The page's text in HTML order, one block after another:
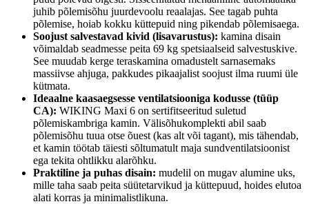
juhib põlemisõhu juurdevoolu reaalajas. See tagab puhta
põlemise, hoiab kokku küttepuid ning pikendab põlemisaega.
Soojust salvestavad kivid (lisavarustus): kamina disain
võimaldab seadmesse peita 69 kg spetsiaalseid salvestuskive.
See muudab kerge teraskamina omadustelt sarnasemaks
massiivse ahjuga, pakkudes pikaajalist soojust ilma ruumi üle
kütmata.
Ideaalne kaasaegsesse ventilatsiooniga kodusse (tüüp
CA): WIKING Maxi 6 on sertifitseeritud suletud
põlemiskambriga kamin. Välisõhukomplekti abil saab
põlemisõhu tuua otse õuest (kas alt või tagant), mis tähendab,
et kamin töötab täiesti sõltumatult maja sundventilatsioonist
ega tekita ohtlikku alarõhku.
Praktiline ja puhas disain: mudelil on mugav alumine uks,
mille taha saab peita süütetarvikud ja küttepuud, hoides elutoa
alati korras ja minimalistlikuna.